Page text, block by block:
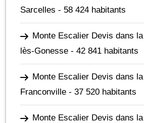
Sarcelles - 58 424 habitants
Monte Escalier Devis dans
lès-Gonesse - 42 841 habitants
Monte Escalier Devis dans
Franconville - 37 520 habitants
Monte Escalier Devis dans